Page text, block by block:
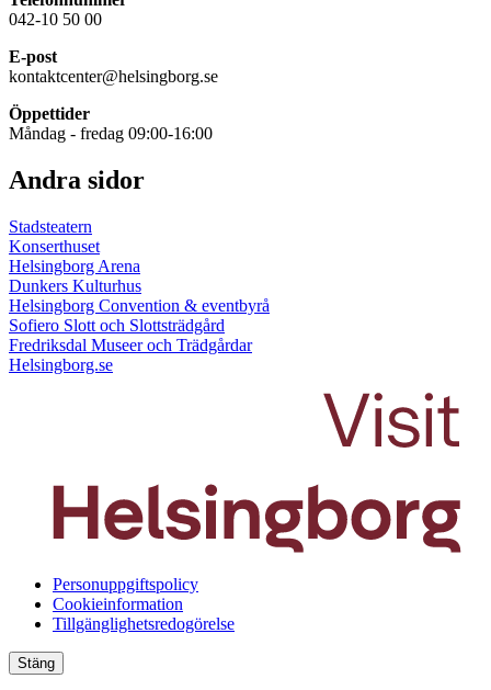
042-10 50 00
E-post
kontaktcenter@helsingborg.se
Öppettider
Måndag - fredag 09:00-16:00
Andra sidor
Stadsteatern
Konserthuset
Helsingborg Arena
Dunkers Kulturhus
Helsingborg Convention & eventbyrå
Sofiero Slott och Slottsträdgård
Fredriksdal Museer och Trädgårdar
Helsingborg.se
Personuppgiftspolicy
Cookieinformation
Tillgänglighetsredogörelse
Stäng